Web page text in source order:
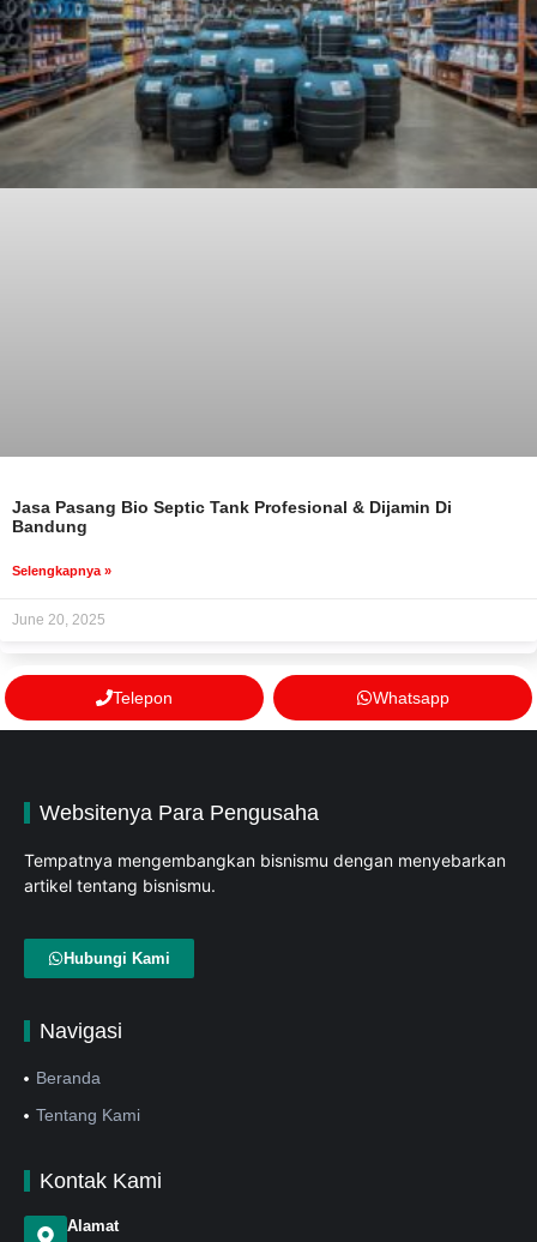
Jasa Pasang Bio Septic Tank Profesional & Dijamin Di
Bandung
Selengkapnya »
June 20, 2025
Telepon Whatsapp
Websitenya Para Pengusaha
Tempatnya mengembangkan bisnismu dengan menyebarkan
artikel tentang bisnismu.
Hubungi Kami
Navigasi
Beranda
Tentang Kami
Kontak Kami
Alamat